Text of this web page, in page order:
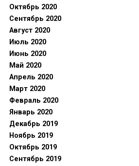
Октябрь 2020
Сентябрь 2020
Август 2020
Июль 2020
Июнь 2020
Май 2020
Апрель 2020
Март 2020
Февраль 2020
Январь 2020
Декабрь 2019
Ноябрь 2019
Октябрь 2019
Сентябрь 2019